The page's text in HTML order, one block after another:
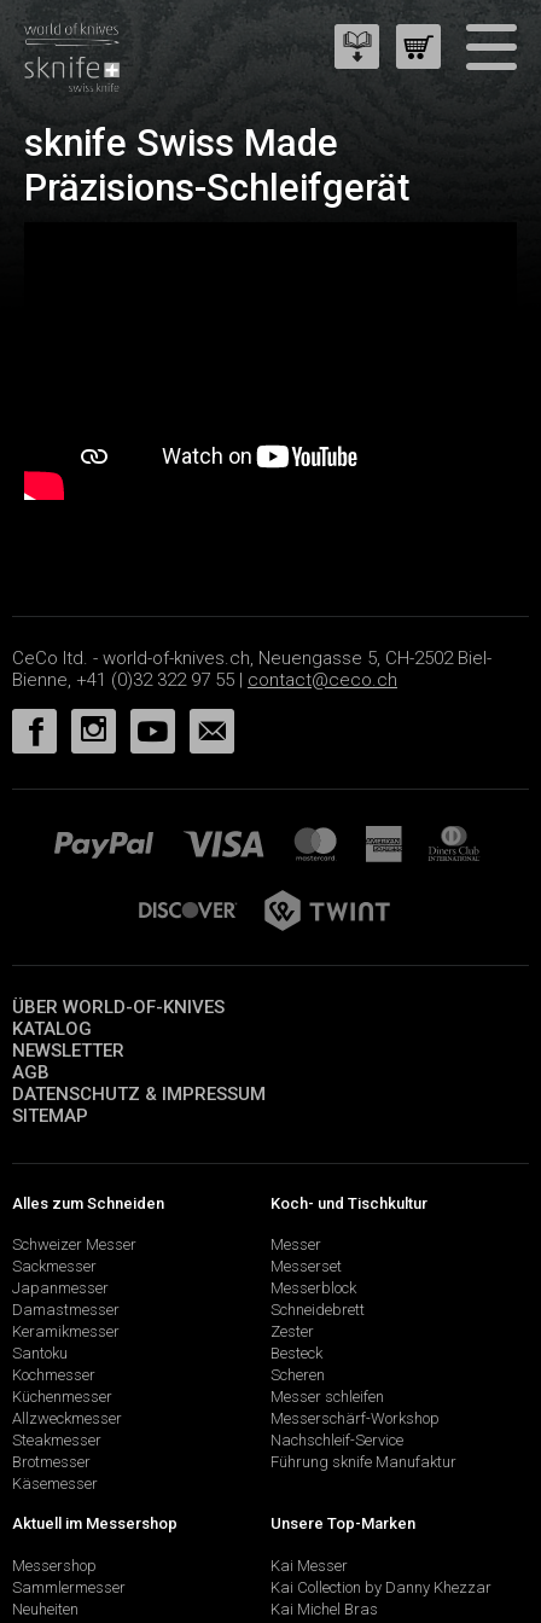
sknife Swiss Made
Präzisions-Schleifgerät
CeCo ltd. - world-of-knives.ch, Neuengasse 5, CH-2502 Biel-
Bienne, +41 (0)32 322 97 55 | contact@ceco.ch
ÜBER WORLD-OF-KNIVES
KATALOG
NEWSLETTER
AGB
DATENSCHUTZ & IMPRESSUM
SITEMAP
Alles zum Schneiden
Schweizer Messer
Sackmesser
Japanmesser
Damastmesser
Keramikmesser
Santoku
Kochmesser
Küchenmesser
Allzweckmesser
Steakmesser
Brotmesser
Käsemesser
Koch- und Tischkultur
Messer
Messerset
Messerblock
Schneidebrett
Zester
Besteck
Scheren
Messer schleifen
Messerschärf-Workshop
Nachschleif-Service
Führung sknife Manufaktur
Aktuell im Messershop
Messershop
Sammlermesser
Neuheiten
Unsere Top-Marken
Kai Messer
Kai Collection by Danny Khezzar
Kai Michel Bras